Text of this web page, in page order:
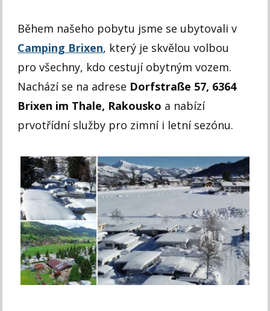
Během našeho pobytu jsme se ubytovali v
Camping Brixen, který je skvělou volbou
pro všechny, kdo cestují obytným vozem.
Nachází se na adrese Dorfstraße 57, 6364
Brixen im Thale, Rakousko a nabízí
prvotřídní služby pro zimní i letní sezónu.